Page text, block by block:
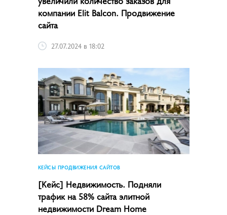
компании Elit Balcon. Продвижение
сайта
27.07.2024 в 18:02
КЕЙСЫ ПРОДВИЖЕНИЯ САЙТОВ
[Кейс] Недвижимость. Подняли
трафик на 58% сайта элитной
недвижимости Dream Home